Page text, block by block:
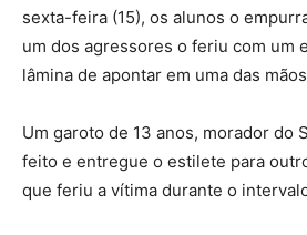
sexta-feira (15), os alunos o
um dos agressores o feriu com um
lâmina de apontar em uma das
Um garoto de 13 anos, morador do
feito e entregue o estilete para
que feriu a vítima durante o